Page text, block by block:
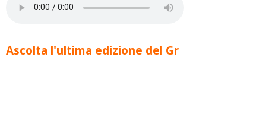
Ascolta l'ultima edizione del Gr